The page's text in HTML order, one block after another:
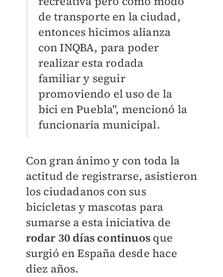
de transporte en la ciudad,
entonces hicimos alianza
con INQBA, para poder
realizar esta rodada
familiar y seguir
promoviendo el uso de la
bici en Puebla", mencionó la
funcionaria municipal.
Con gran ánimo y con toda la
actitud de registrarse, asistieron
los ciudadanos con sus
bicicletas y mascotas para
sumarse a esta iniciativa de
rodar 30 días continuos que
surgió en España desde hace
diez años.